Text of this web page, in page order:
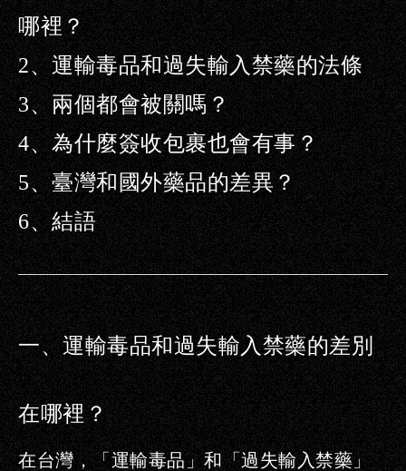
哪裡？
2、運輸毒品和過失輸入禁藥的法條
3、兩個都會被關嗎？
4、為什麼簽收包裹也會有事？
5、臺灣和國外藥品的差異？
6、結語
一、運輸毒品和過失輸入禁藥的差別
在哪裡？
在台灣，「運輸毒品」和 「過失輸入禁藥」